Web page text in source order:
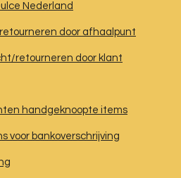
Nederland
door afhaalpunt
retourneren door klant
handgeknoopte items
voor bankoverschrijving